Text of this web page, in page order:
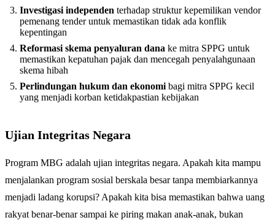
Investigasi independen terhadap struktur kepemilikan vendor
pemenang tender untuk memastikan tidak ada konflik
kepentingan
Reformasi skema penyaluran dana ke mitra SPPG untuk
memastikan kepatuhan pajak dan mencegah penyalahgunaan
skema hibah
Perlindungan hukum dan ekonomi bagi mitra SPPG kecil
yang menjadi korban ketidakpastian kebijakan
Ujian Integritas Negara
Program MBG adalah ujian integritas negara. Apakah kita mampu
menjalankan program sosial berskala besar tanpa membiarkannya
menjadi ladang korupsi? Apakah kita bisa memastikan bahwa uang
rakyat benar-benar sampai ke piring makan anak-anak, bukan